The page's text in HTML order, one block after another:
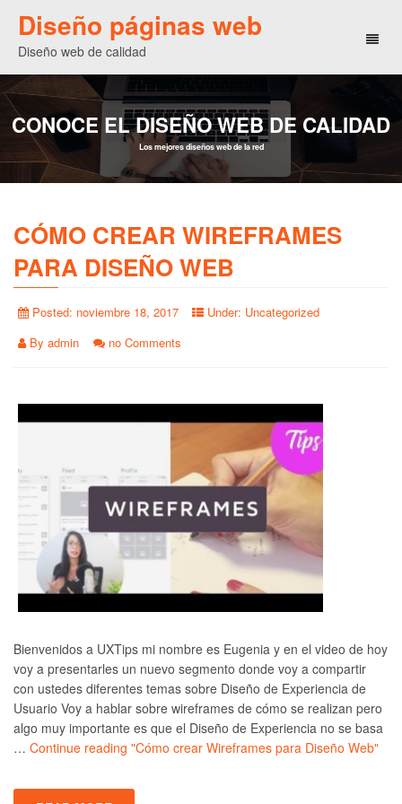
Diseño páginas web
Diseño web de calidad
CONOCE EL DISEÑO WEB DE CALIDAD
Los mejores diseños web de la red
CÓMO CREAR WIREFRAMES
PARA DISEÑO WEB
Posted: noviembre 18, 2017 Under: Uncategorized
By admin no Comments
Bienvenidos a UXTips mi nombre es Eugenia y en el video de hoy
voy a presentarles un nuevo segmento donde voy a compartir
con ustedes diferentes temas sobre Diseño de Experiencia de
Usuario Voy a hablar sobre wireframes de cómo se realizan pero
algo muy importante es que el Diseño de Experiencia no se basa
… Continue reading "Cómo crear Wireframes para Diseño Web"